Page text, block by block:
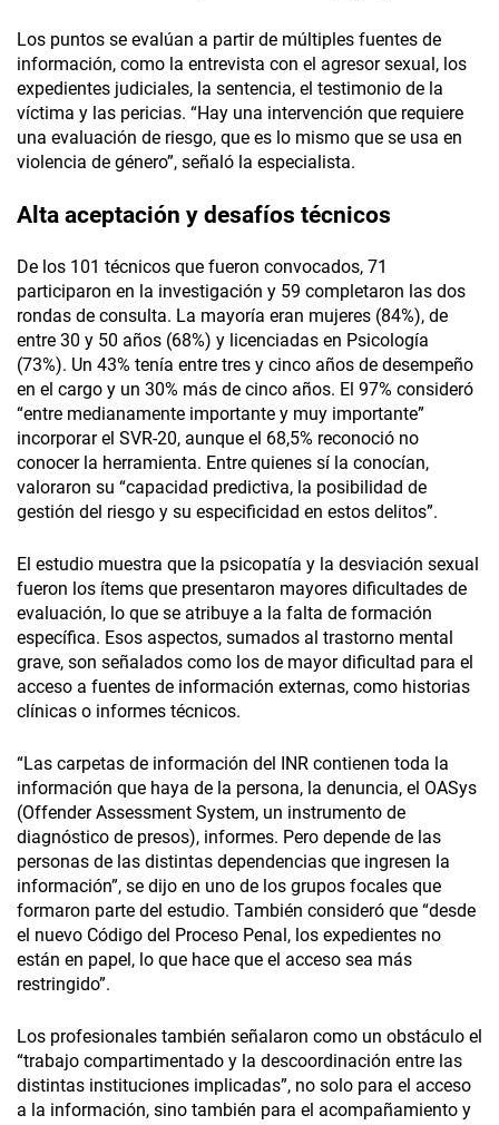
Los puntos se evalúan a partir de múltiples fuentes de
información, como la entrevista con el agresor sexual, los
expedientes judiciales, la sentencia, el testimonio de la
víctima y las pericias. “Hay una intervención que requiere
una evaluación de riesgo, que es lo mismo que se usa en
violencia de género”, señaló la especialista.
Alta aceptación y desafíos técnicos
De los 101 técnicos que fueron convocados, 71
participaron en la investigación y 59 completaron las dos
rondas de consulta. La mayoría eran mujeres (84%), de
entre 30 y 50 años (68%) y licenciadas en Psicología
(73%). Un 43% tenía entre tres y cinco años de desempeño
en el cargo y un 30% más de cinco años. El 97% consideró
“entre medianamente importante y muy importante”
incorporar el SVR-20, aunque el 68,5% reconoció no
conocer la herramienta. Entre quienes sí la conocían,
valoraron su “capacidad predictiva, la posibilidad de
gestión del riesgo y su especificidad en estos delitos”.
El estudio muestra que la psicopatía y la desviación sexual
fueron los ítems que presentaron mayores dificultades de
evaluación, lo que se atribuye a la falta de formación
específica. Esos aspectos, sumados al trastorno mental
grave, son señalados como los de mayor dificultad para el
acceso a fuentes de información externas, como historias
clínicas o informes técnicos.
“Las carpetas de información del INR contienen toda la
información que haya de la persona, la denuncia, el OASys
(Offender Assessment System, un instrumento de
diagnóstico de presos), informes. Pero depende de las
personas de las distintas dependencias que ingresen la
información”, se dijo en uno de los grupos focales que
formaron parte del estudio. También consideró que “desde
el nuevo Código del Proceso Penal, los expedientes no
están en papel, lo que hace que el acceso sea más
restringido”.
Los profesionales también señalaron como un obstáculo el
“trabajo compartimentado y la descoordinación entre las
distintas instituciones implicadas”, no solo para el acceso
a la información, sino también para el acompañamiento y